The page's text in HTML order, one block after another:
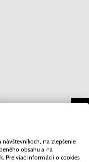
na zlepšenie
obsahu a na
Pre viac informácií o cookies